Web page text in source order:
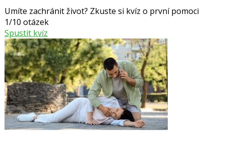
Umíte zachránit život? Zkuste si kvíz o první pomoci
1/10 otázek
Spustit kvíz